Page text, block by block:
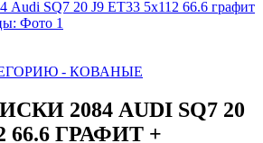
- КОВАНЫЕ
2084 AUDI SQ7 20
66.6 ГРАФИТ +